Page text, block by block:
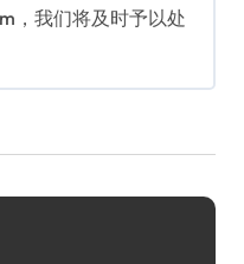
，我们将及时予以处